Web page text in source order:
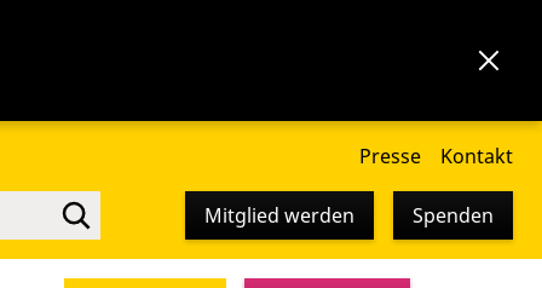
Presse Kontakt
Mitglied werden Spenden